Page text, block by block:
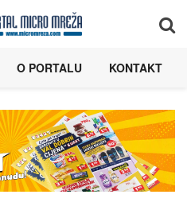
O PORTALU KONTAKT